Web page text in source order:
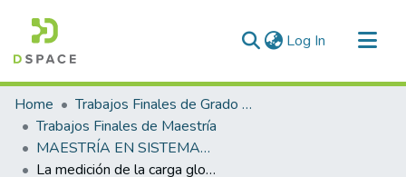
Log In (current)
Communities & Collections
All of DSpace
Statistics
Home
Trabajos Finales de Grado y Posgrado
Trabajos Finales de Maestría
MAESTRÍA EN SISTEMAS DE SALUD Y SEGURIDAD SOCIAL
La medición de la carga global de morbilidad mediante los AVISA: evaluación de su utilidad en la planificación sanitaria y de sus aplicaciones en la Argentina